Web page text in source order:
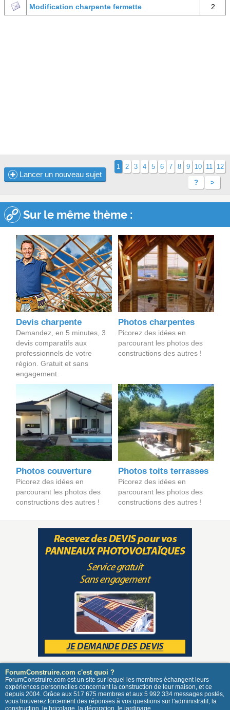
Modification charpente fermette 2
Lancer un nouveau sujet
1 2 3 4 5 6 7 8 9 10 11 12
? >
Sur le même thème :
Devis charpente
Demandez, en 5 minutes, 3
devis comparatifs aux
professionnels de votre
région. Gratuit et sans
engagement.
Photos charpentes
Picorez des idées en
parcourant les photos des
constructions des autres !
Photos couverture
Picorez des idées en
parcourant les photos des
constructions des autres !
Photos toits terrasses
Picorez des idées en
parcourant les photos des
constructions des autres !
ForumConstruire.com c'est quoi ?
ForumConstruire.com est un site sur lequel les membres échangent leurs
expériences personnelles concernant la construction de leur maison, et ce
depuis 2004. Grâce aux 517 675 membres et aux 5 992 334 messages postés,
vous trouverez forcement des réponses à vos questions sur l'administratif, la
construction, le bricolage, la décoration, le jardinage ...